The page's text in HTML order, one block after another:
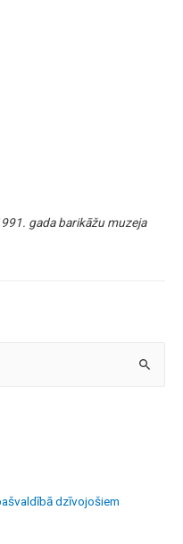
gada barikāžu muzeja
dzīvojošiem